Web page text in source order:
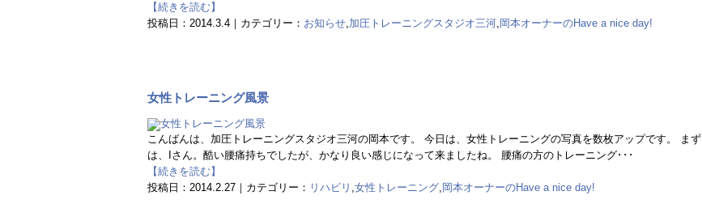
【続きを読む】
投稿日：2014.3.4｜カテゴリー： お知らせ,加圧トレーニングスタジオ三河, 岡本オーナーのHave a nice day!
女性トレーニング風景
こんばんは、加圧トレーニングスタジオ三河の岡本です。 今日は、女性トレーニングの写真を数枚アップです。 まず
は、Iさん。酷い腰痛持ちでしたが、かなり良い感じになって来ましたね。 腰痛の方のトレーニング･･･
【続きを読む】
投稿日：2014.2.27｜カテゴリー： リハビリ 女性トレーニング 岡本オーナーのHave a nice day!